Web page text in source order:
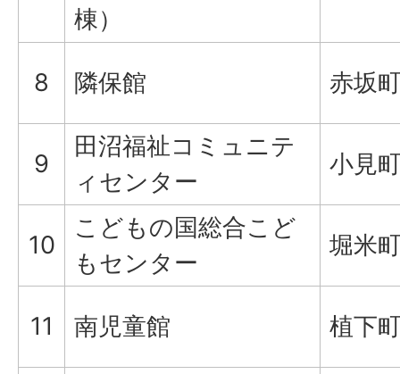
棟）
8 隣保館 赤坂
9
田沼福祉コミュニテ
ィセンター
小見
10
こどもの国総合こど
もセンター
堀米
11 南児童館 植下